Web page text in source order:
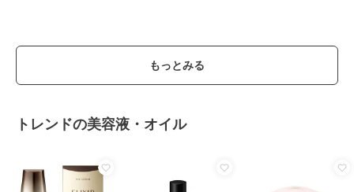
もっとみる
トレンドの美容液・オイル